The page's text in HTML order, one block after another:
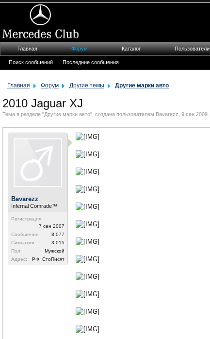
Главная Форум Другие темы Другие марки авто
2010 Jaguar XJ
Тема в разделе "Другие марки авто", создана пользователем Bavarezz 9 сен 2009
Bavarezz
Infernal Comrade™
Регистрация:
7 сен 2007
Сообщения:
8,077
Симпатии:
3,015
Пол:
Мужской
Адрес:
РФ, СтоПисят
Главная Форум
Поиск сообщений Последние сообщения
Каталог Пользователи